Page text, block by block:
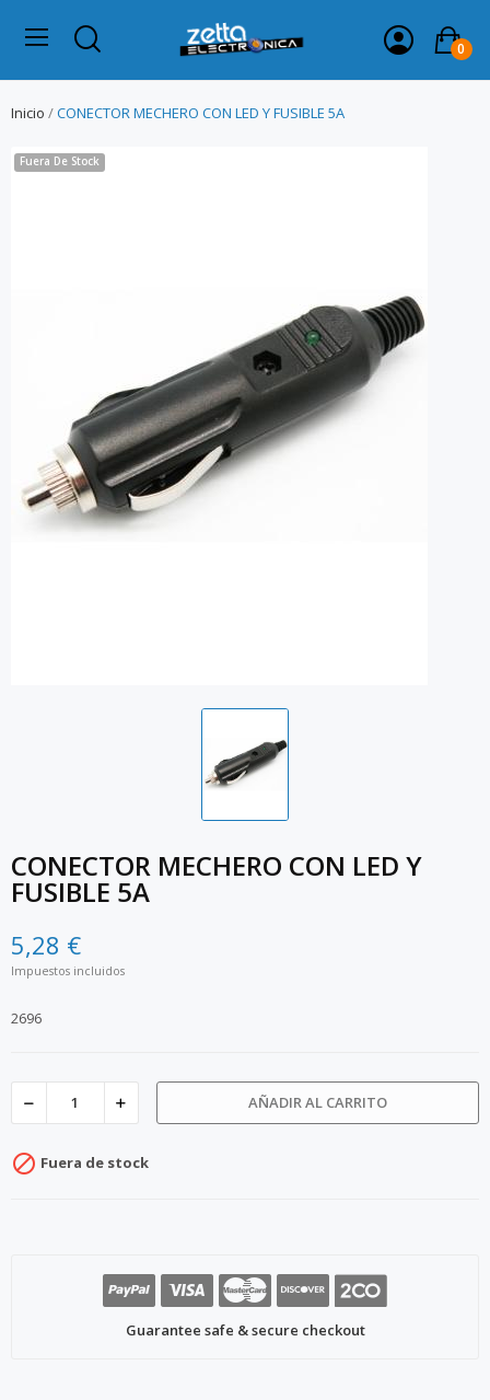
0
Inicio CONECTOR MECHERO CON LED Y FUSIBLE 5A
Fuera De Stock
CONECTOR MECHERO CON LED Y
FUSIBLE 5A
5,28 €
Impuestos incluidos
2696
AÑADIR AL CARRITO
 Fuera de stock
Guarantee safe & secure checkout